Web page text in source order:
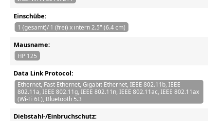
Einschübe:
1 (gesamt)/ 1 (frei) x intern 2.5" (6.4 cm)
Mausname:
HP 125
Data Link Protocol:
Ethernet, Fast Ethernet, Gigabit Ethernet, IEEE 802.11b, IEEE
802.11a, IEEE 802.11g, IEEE 802.11n, IEEE 802.11ac, IEEE 802.11ax
(Wi-Fi 6E), Bluetooth 5.3
Diebstahl-/Einbruchschutz: